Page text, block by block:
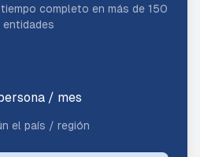
completo en más de 150
/ mes
el país / región